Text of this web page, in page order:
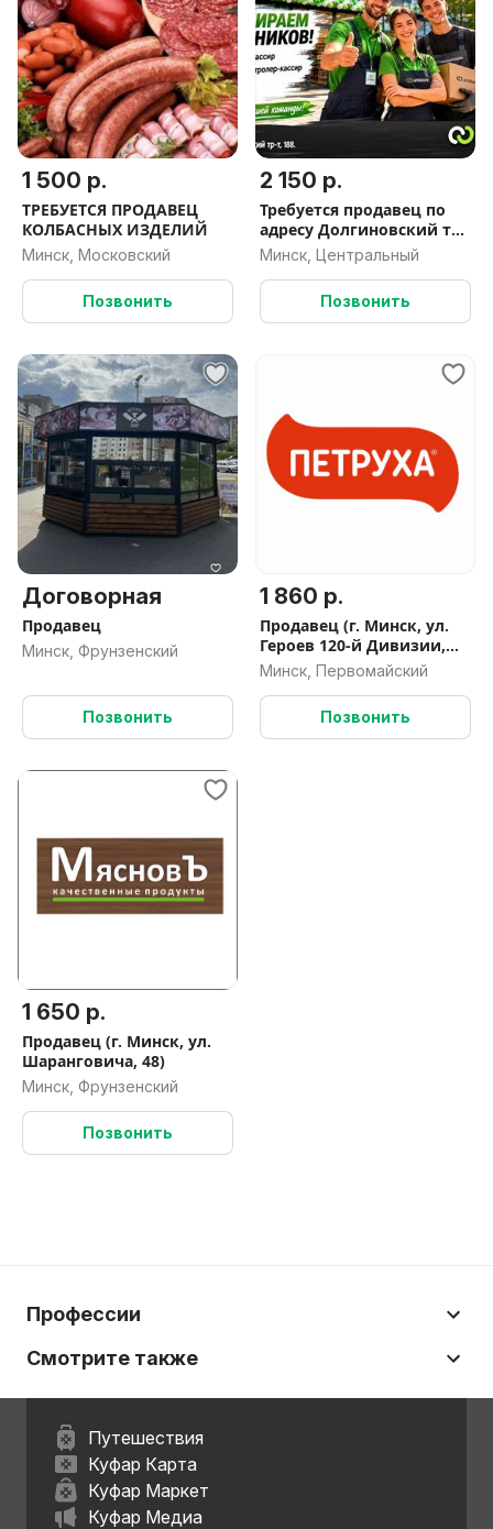
1 500 р.
ТРЕБУЕТСЯ ПРОДАВЕЦ
КОЛБАСНЫХ ИЗДЕЛИЙ
Минск, Московский
Позвонить
2 150 р.
Требуется продавец по
адресу Долгиновский тр-
т., 188 в оптовый магазин
Unistore.
Минск, Центральный
Позвонить
Договорная
Продавец
Минск, Фрунзенский
Позвонить
1 860 р.
Продавец (г. Минск, ул.
Героев 120-й Дивизии,
16)
Минск, Первомайский
Позвонить
1 650 р.
Продавец (г. Минск, ул.
Шаранговича, 48)
Минск, Фрунзенский
Позвонить
Профессии
Смотрите также
Путешествия
Куфар Карта
Куфар Маркет
Куфар Медиа